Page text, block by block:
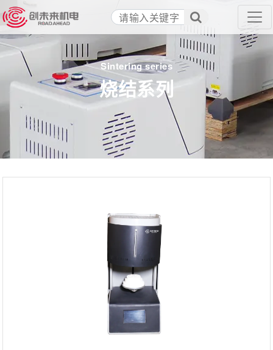
Sintering series
烧结系列